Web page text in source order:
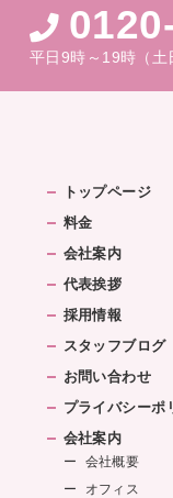
平日9時～19時（土
トップページ
料金
会社案内
代表挨拶
採用情報
スタッフブログ
お問い合わせ
プライバシーポ
会社案内
会社概要
オフィス